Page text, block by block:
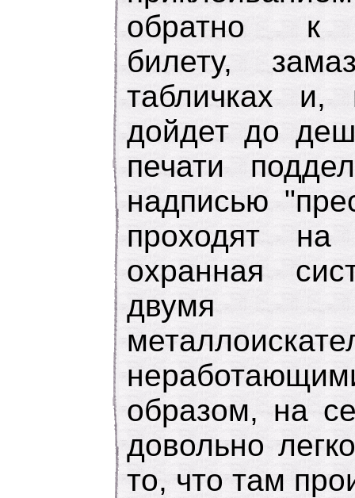
обратно к
билету,
табличках и,
дойдет до
печати
надписью
проходят
охранная
двумя
образом, на
довольно
то, что там